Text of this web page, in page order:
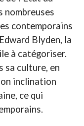
nombreuses
contemporains
Blyden, la
à catégoriser.
sa culture, en
inclination
ce qui